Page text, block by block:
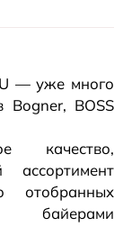
— уже много
Bogner, BOSS
качество,
отобранных
байерами